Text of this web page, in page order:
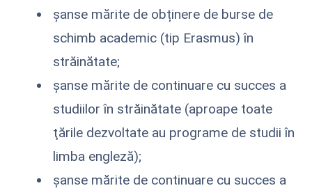
şanse mărite de obținere de burse de
schimb academic (tip Erasmus) în
străinătate;
şanse mărite de continuare cu succes a
studiilor în străinătate (aproape toate
ţările dezvoltate au programe de studii în
limba engleză);
şanse mărite de continuare cu succes a